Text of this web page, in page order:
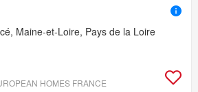
Maine-et-Loire, Pays de la Loire
HOMES FRANCE